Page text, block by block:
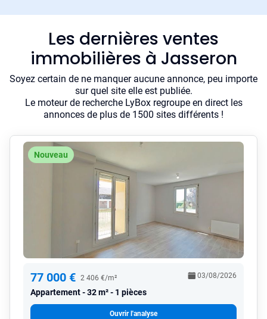
Les dernières ventes
immobilières à Jasseron
Soyez certain de ne manquer aucune annonce, peu importe
sur quel site elle est publiée.
Le moteur de recherche LyBox regroupe en direct les
annonces de plus de 1500 sites différents !
Nouveau
77 000 € 2 406 €/m²
Appartement 32 m² - 1 pièces
03/08/2026
Ouvrir l'analyse